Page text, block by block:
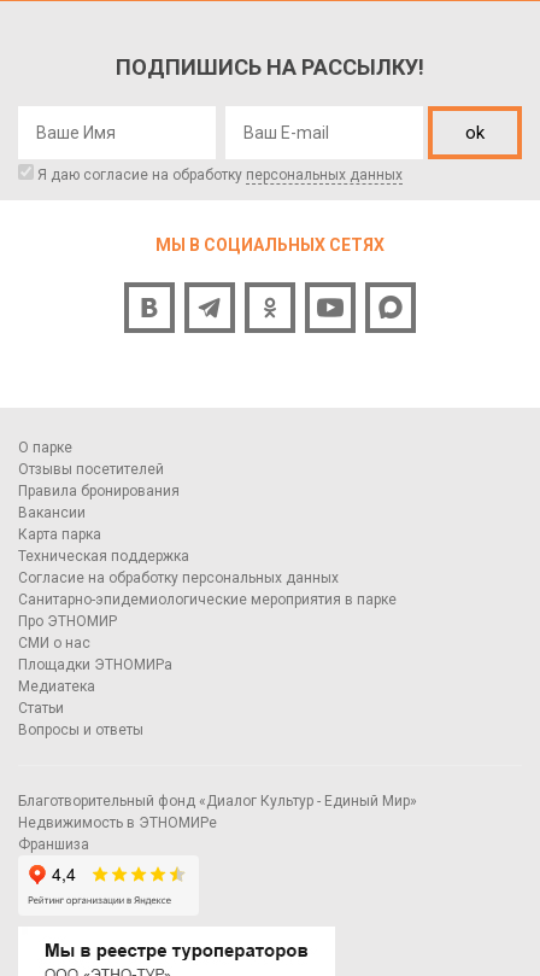
ПОДПИШИСЬ НА РАССЫЛКУ!
ok
Я даю согласие на обработку персональных данных
МЫ В СОЦИАЛЬНЫХ СЕТЯХ
О парке
Отзывы посетителей
Правила бронирования
Вакансии
Карта парка
Техническая поддержка
Согласие на обработку персональных данных
Санитарно-эпидемиологические мероприятия в парке
Про ЭТНОМИР
СМИ о нас
Площадки ЭТНОМИРа
Медиатека
Статьи
Вопросы и ответы
Благотворительный фонд «Диалог Культур - Единый Мир»
Недвижимость в ЭТНОМИРе
Франшиза